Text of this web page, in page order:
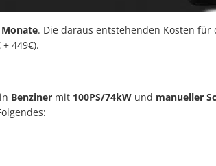
Monate. Die daraus entstehenden Kosten für
+ 449€).
Benziner mit 100PS/74kW und manueller